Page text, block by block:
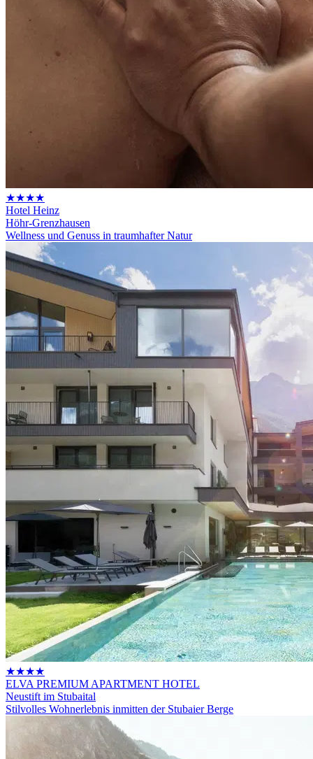
★★★★
Hotel Heinz
Höhr-Grenzhausen
Wellness und Genuss in traumhafter Natur
★★★★
ELVA PREMIUM APARTMENT HOTEL
Neustift im Stubaital
Stilvolles Wohnerlebnis inmitten der Stubaier Berge